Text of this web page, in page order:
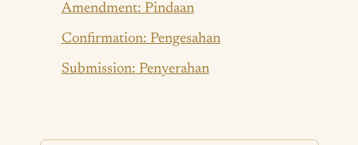
Amendment: Pindaan
Confirmation: Pengesahan
Submission: Penyerahan